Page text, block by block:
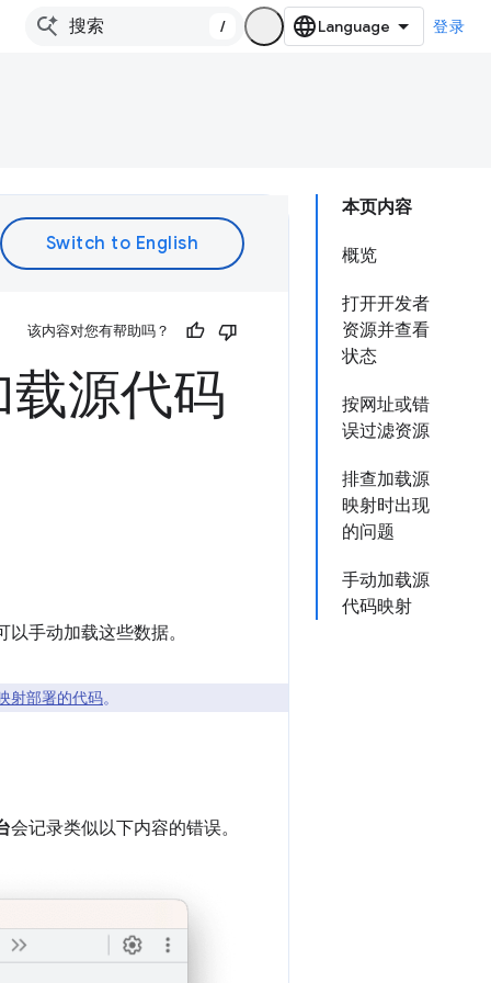
/ 登录
本页内容
概览
打开开发者
资源并查看
状态
按网址或错
误过滤资源
排查加载源
映射时出现
的问题
手动加载源
代码映射
该内容对您有帮助吗？
源代码
手动加载这些数据。
射部署的代码。
会记录类似以下内容的错误。